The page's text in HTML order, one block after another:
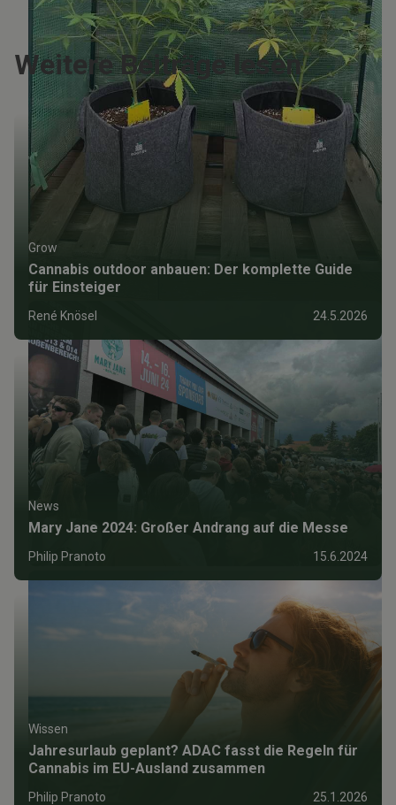
50–60 % Luftfeuchtigkeit), danach sorgfältig trimmen.
Weitere Beiträge lesen
Grow
Cannabis outdoor anbauen: Der komplette Guide
für Einsteiger
René Knösel 24.5.2026
News
Mary Jane 2024: Großer Andrang auf die Messe
Philip Pranoto 15.6.2024
Wissen
Jahresurlaub geplant? ADAC fasst die Regeln für
Cannabis im EU-Ausland zusammen
Philip Pranoto 25.1.2026